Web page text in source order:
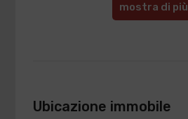
mostra di più
Ubicazione immobile